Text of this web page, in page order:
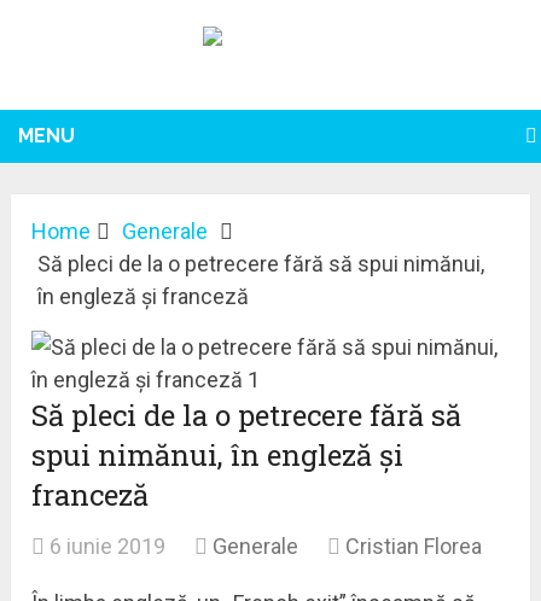
MENU
Home
Generale
Să pleci de la o petrecere fără să spui nimănui,
în engleză și franceză
Să pleci de la o petrecere fără să
spui nimănui, în engleză și
franceză
6 iunie 2019 Generale Cristian Florea